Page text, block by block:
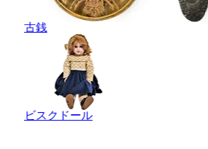
古銭
ビスクドール